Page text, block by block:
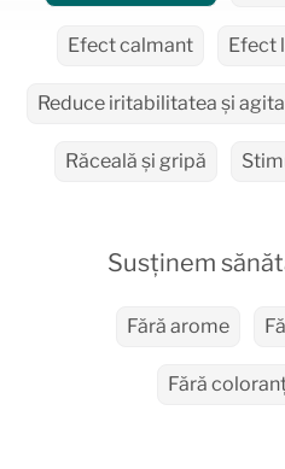
Efect calmant Efect
Reduce iritabilitatea și
Răceală și gripă
Susținem
Fără arome
Fără